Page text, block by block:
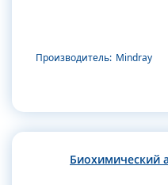
Производитель: Mindray
Биохимический